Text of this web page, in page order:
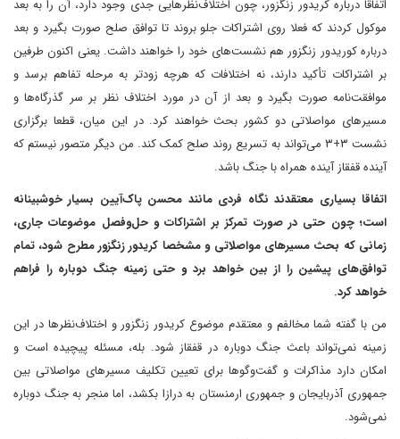
اتفاقا درباره کریدور زنگزور، چون اختلاف‌نظرهایی جدی وجود دارد، آن را به بعد
موکول کردند که فعلا روی اشتراکات جلو بروند تا توافق صلح صورت بگیرد و بعد
درباره کوریدور زنگزور هم نشست‌های خود را خواهند داشت. یعنی اکنون طرفین
بر اشتراکات تأکید دارند، نه اختلافات که هرچه زودتر به مرحله تفاهم برسد و
موافقت‌نامه صورت بگیرد و بعد از آن در مورد اختلاف نظر بر سر گذرگاه‌ها و
مسیرهای مواصلاتی دو کشور بحث خواهند کرد. در این میان، قطعا برگزاری
نشست ۳+۳ می‌تواند به تسریع روند صلح کمک کند. من دیگر متصور نیستم که
آینده قفقاز آینده همراه با جنگ باشد.
اتفاقا بسیاری معتقدند‌ نگاه فردی مانند محسن پاک‌آیین بسیار خوشبینانه
است؛ چون حتی در صورت تمرکز بر اشتراکات و حل‌وفصل موضوعات جاری،
زمانی که بحث مسیرهای مواصلاتی و مشخصا کریدور زنگزور مطرح شود، تمام
توافق‌های پیشین را از بین خواهد برد و حتی زمینه جنگ دوباره را فراهم
خواهد کرد.
من با گفته شما مخالفم و معتقدم‌ موضوع کریدور زنگزور و اختلاف‌نظرها در این
زمینه نمی‌تواند باعث جنگ دوباره در قفقاز شود. بله، مسئله پیچیده است و
امکان دارد‌ مذاکرات و گفت‌وگوها برای تعیین تکلیف مسیرهای مواصلاتی بین
جمهوری آذربایجان و جمهوری ارمنستان به درازا بکشد، اما منجر به جنگ دوباره
نمی‌شود.